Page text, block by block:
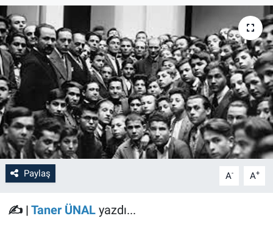
Paylaş A- A+
✍️ | Taner ÜNAL yazdı...